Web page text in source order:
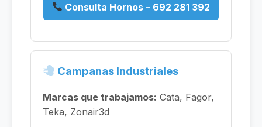
Consulta Hornos – 692 281 392
Campanas Industriales
Marcas que trabajamos: Cata, Fagor,
Teka, Zonair3d